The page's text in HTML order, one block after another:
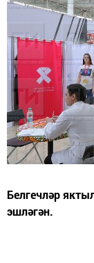
Белгечләр
эшләгән.